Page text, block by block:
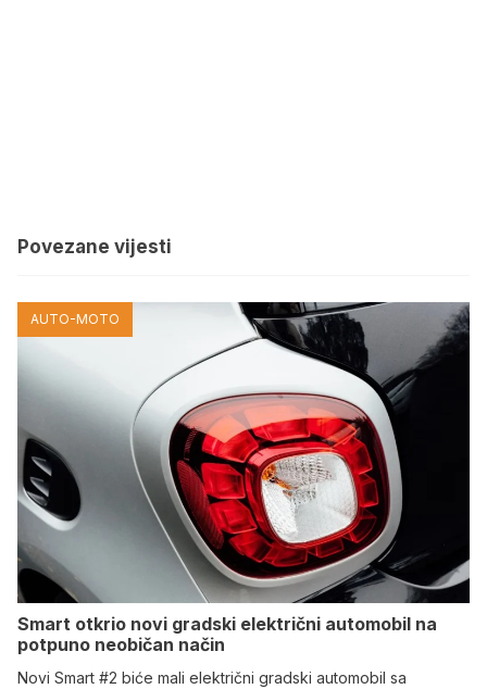
Povezane vijesti
AUTO-MOTO
Smart otkrio novi gradski električni automobil na
potpuno neobičan način
Novi Smart #2 biće mali električni gradski automobil sa